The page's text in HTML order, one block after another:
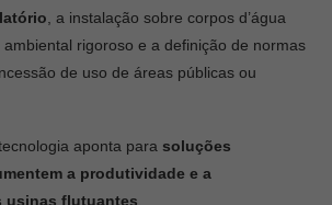
, a instalação sobre corpos d’água
rigoroso e a definição de normas
de uso de áreas públicas ou
aponta para soluções
a produtividade e a
usinas flutuantes